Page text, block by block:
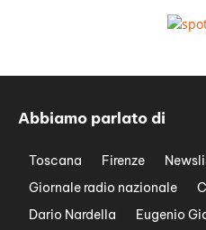
Abbiamo parlato di
Toscana Firenze
Giornale radio nazionale
Dario Nardella
Eugenio